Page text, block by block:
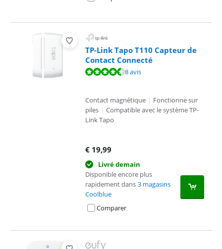
TP-Link Tapo T110 Capteur de
Contact Connecté
La note est de 9,3 sur 10, basée sur 8 avis.8 avis
Contact magnétique | Fonctionne sur
piles | Compatible avec le système TP-
Link Tapo
€ 19,99
Livré demain
Disponible encore plus
rapidement dans 3 magasins
Coolblue
Comparer